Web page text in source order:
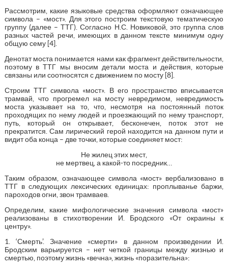
Рассмотрим, какие языковые средства оформляют означающее
символа – «мост». Для этого построим текстовую тематическую
группу (далее – ТТГ). Согласно Н.С. Новиковой, это группа слов
разных частей речи, имеющих в данном тексте минимум одну
общую сему [4].
Денотат моста понимается нами как фрагмент действительности,
поэтому в ТТГ мы вносим детали моста и действия, которые
связаны или соотносятся с движением по мосту [8].
Строим ТТГ символа «мост». В его пространство вписывается
трамвай, что прогремел на мосту невредимом, невредимость
моста указывает на то, что, несмотря на постоянный поток
проходящих по нему людей и проезжающий по нему транспорт,
путь, который он открывает, бесконечен, поток этот не
прекратится. Сам лирический герой находится на данном пути и
видит оба конца – две точки, которые соединяет мост:
Не жилец этих мест,
не мертвец, а какой-то посредник…
Таким образом, означающее символа «мост» вербализовано в
ТТГ в следующих лексических единицах: проплыванье баржи,
пароходов огни, звон трамваев.
Определим, какие мифологические значения символа «мост»
реализованы в стихотворении И. Бродского «От окраины к
центру».
1. ‘Смерть’. Значение «смерти» в данном произведении И.
Бродским варьируется – нет четкой границы между жизнью и
смертью, поэтому жизнь «вечна», жизнь «поразительна»: